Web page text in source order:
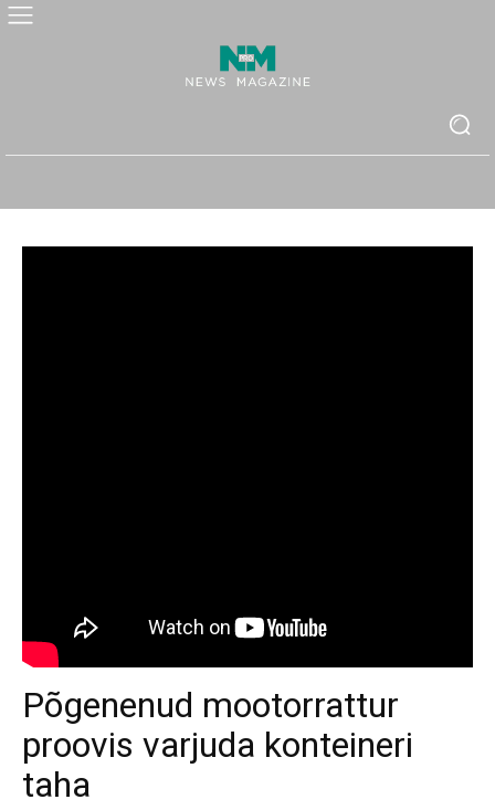
Põgenenud mootorrattur
proovis varjuda konteineri
taha